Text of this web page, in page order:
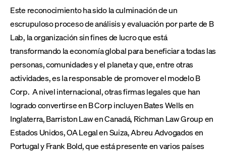
Este reconocimiento ha sido la culminación de un
escrupuloso proceso de análisis y evaluación por parte de B
Lab, la organización sin fines de lucro que está
transformando la economía global para beneficiar a todas las
personas, comunidades y el planeta y que, entre otras
actividades, es la responsable de promover el modelo B
Corp. A nivel internacional, otras firmas legales que han
logrado convertirse en B Corp incluyen Bates Wells en
Inglaterra, Barriston Law en Canadá, Richman Law Group en
Estados Unidos, OA Legal en Suiza, Abreu Advogados en
Portugal y Frank Bold, que está presente en varios países